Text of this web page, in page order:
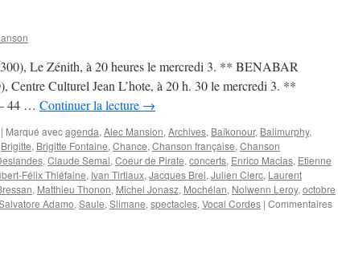
Le Zénith, à 20 heures le mercredi 3. ** BENABAR
Culturel Jean L’hote, à 20 h. 30 le mercredi 3. **
44 … Continuer la lecture →
| Marqué avecagenda, Alec Mansion, Archives, Baïkonour, Balimurphy,
Brigitte, Brigitte Fontaine, Chance, Chanson française, Chanson
, Claude Semal, Coeur de Pirate, concerts, Enrico Macias, Etienne
Félix Thiéfaine, Ivan Tirtiaux, Jacques Brel, Julien Clerc, Laurent
, Matthieu Thonon, Michel Jonasz, Mochélan, Nolwenn Leroy, octobre
Adamo, Saule, Slimane, spectacles, Vocal Cordes | Commentaires